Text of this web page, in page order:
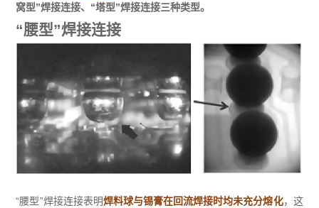
窝型”焊接连接、“塔型”焊接连接三种类型。
“腰型”焊接连接
“腰型”焊接连接表明焊料球与锡膏在回流焊接时均未充分熔化，这